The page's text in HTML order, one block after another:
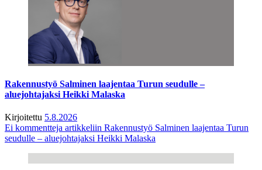
Rakennustyö Salminen laajentaa Turun seudulle –
aluejohtajaksi Heikki Malaska
Kirjoitettu 5.8.2026
Ei kommentteja artikkeliin Rakennustyö Salminen laajentaa Turun
seudulle – aluejohtajaksi Heikki Malaska